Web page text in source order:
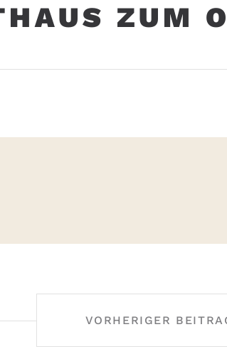
ZUM
VORHERIGER